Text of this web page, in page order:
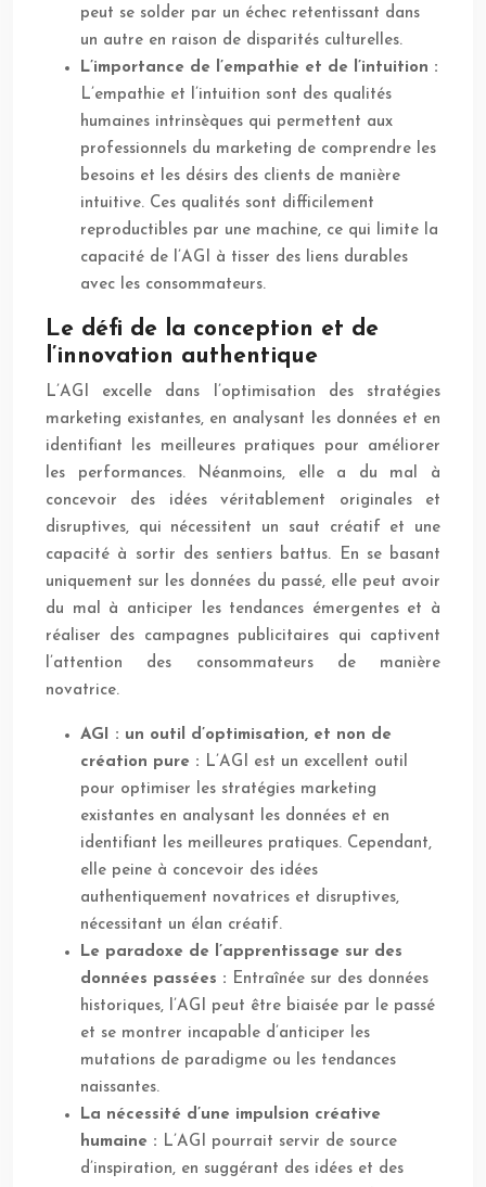
peut se solder par un échec retentissant dans
un autre en raison de disparités culturelles.
L’importance de l’empathie et de l’intuition :
L’empathie et l’intuition sont des qualités
humaines intrinsèques qui permettent aux
professionnels du marketing de comprendre les
besoins et les désirs des clients de manière
intuitive. Ces qualités sont difficilement
reproductibles par une machine, ce qui limite la
capacité de l’AGI à tisser des liens durables
avec les consommateurs.
Le défi de la conception et de
l’innovation authentique
L’AGI excelle dans l’optimisation des stratégies
marketing existantes, en analysant les données et en
identifiant les meilleures pratiques pour améliorer
les performances. Néanmoins, elle a du mal à
concevoir des idées véritablement originales et
disruptives, qui nécessitent un saut créatif et une
capacité à sortir des sentiers battus. En se basant
uniquement sur les données du passé, elle peut avoir
du mal à anticiper les tendances émergentes et à
réaliser des campagnes publicitaires qui captivent
l’attention des consommateurs de manière
novatrice.
AGI : un outil d’optimisation, et non de
création pure : L’AGI est un excellent outil
pour optimiser les stratégies marketing
existantes en analysant les données et en
identifiant les meilleures pratiques. Cependant,
elle peine à concevoir des idées
authentiquement novatrices et disruptives,
nécessitant un élan créatif.
Le paradoxe de l’apprentissage sur des
données passées : Entraînée sur des données
historiques, l’AGI peut être biaisée par le passé
et se montrer incapable d’anticiper les
mutations de paradigme ou les tendances
naissantes.
La nécessité d’une impulsion créative
humaine : L’AGI pourrait servir de source
d’inspiration, en suggérant des idées et des